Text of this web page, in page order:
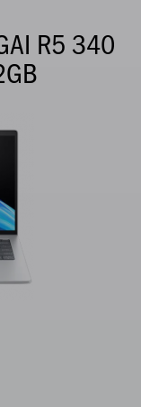
R5 340